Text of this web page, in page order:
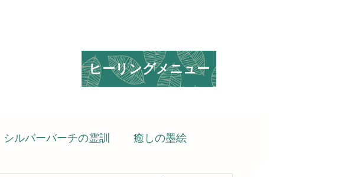
ヒーリングメニュー
シルバーバーチの霊訓 癒しの墨絵